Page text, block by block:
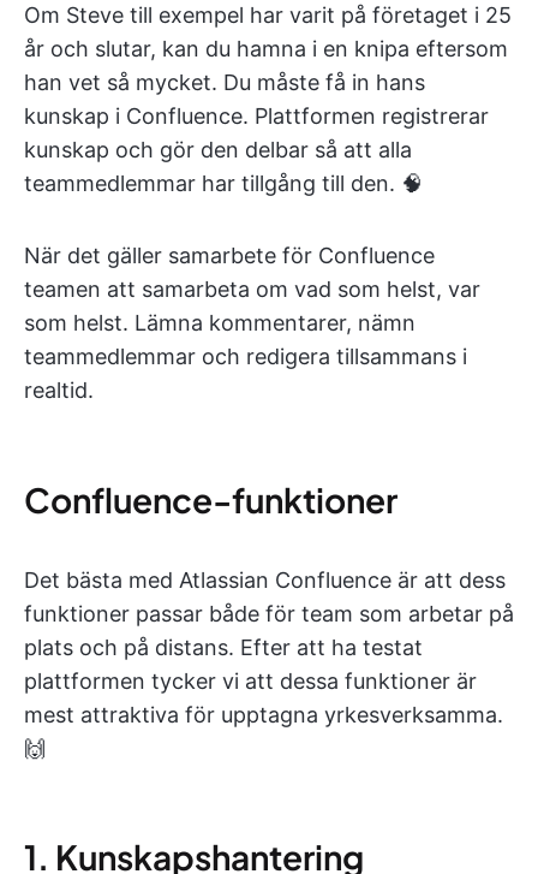
Om Steve till exempel har varit på företaget i 25
år och slutar, kan du hamna i en knipa eftersom
han vet så mycket. Du måste få in hans
kunskap i Confluence. Plattformen registrerar
kunskap och gör den delbar så att alla
teammedlemmar har tillgång till den. 🧠
När det gäller samarbete för Confluence
teamen att samarbeta om vad som helst, var
som helst. Lämna kommentarer, nämn
teammedlemmar och redigera tillsammans i
realtid.
Confluence-funktioner
Det bästa med Atlassian Confluence är att dess
funktioner passar både för team som arbetar på
plats och på distans. Efter att ha testat
plattformen tycker vi att dessa funktioner är
mest attraktiva för upptagna yrkesverksamma.
🙌
1. Kunskapshantering